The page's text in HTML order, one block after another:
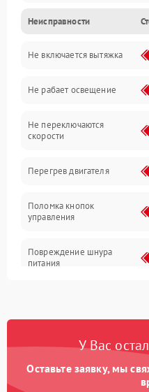
Вентиляция
Освещение
Механические
Электроника
Неисправности
Не включается вытяжка
Не рабает освещение
Не переключаются
скорости
Перегрев двигателя
Поломка кнопок
управления
Повреждение шнура
питания
Не ключается вытяжка
У Вас
Оставьте заявку, мы